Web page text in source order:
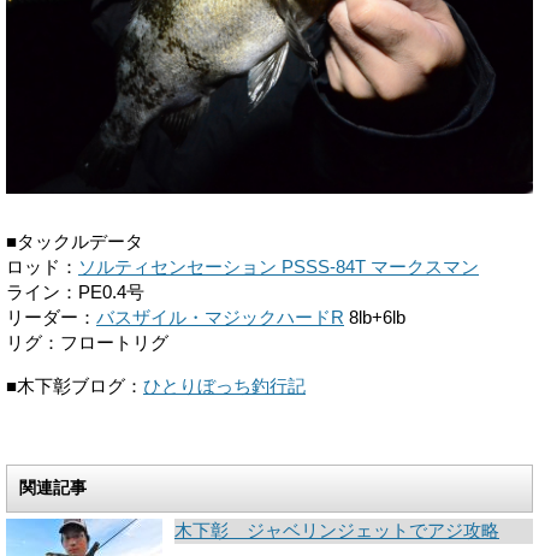
■タックルデータ
ロッド： ソルティセンセーション PSSS-84T マークスマン
ライン：PE0.4号
リーダー： バスザイル・マジックハードR 8lb+6lb
リグ：フロートリグ
■木下彰ブログ： ひとりぼっち釣行記
関連記事
木下彰 ジャベリンジェットでアジ攻略